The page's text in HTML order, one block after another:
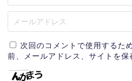
次回のコメントで使用するた
前、メールアドレス、サイトを保